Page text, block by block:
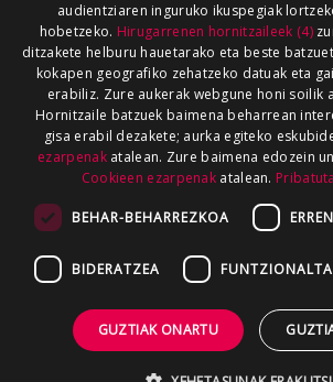
audientziaren inguruko ikuspegiak
hobetzeko. Hirugarrenen hornitzaileek (4)
ditzakete helburu hauetarako eta beste
kokapen geografiko zehatzeko datuak eta
erabiliz. Zure aukerak webgune honi soilik
Hornitzaile batzuek baimena beharrean
gisa erabil dezakete; aurka egiteko
ezarpenakatalean. Zure baimena edozein
Cookieen ezarpenak atalean.
BEHAR-BEHARREZKOA
BIDERATZEA
GUZTIAK ONARTU